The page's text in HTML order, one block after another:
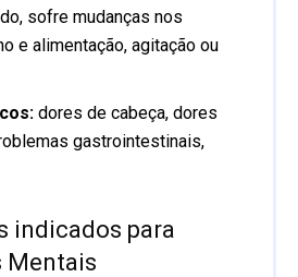
sofre mudanças nos
e alimentação, agitação ou
dores de cabeça, dores
gastrointestinais,
indicados para
Mentais